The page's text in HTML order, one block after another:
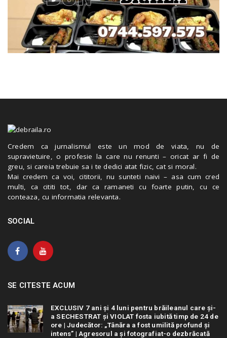
Credem ca jurnalismul este un mod de viata, nu de
supravietuire, o profesie la care nu renunti – oricat ar fi de
greu, si careia trebuie sa i te dedici atat fizic, cat si moral.
Mai credem ca voi, cititorii, nu sunteti naivi – asa cum cred
multi, ca cititi tot, dar ca ramaneti cu foarte putin, cu ce
conteaza, cu informatia relevanta.
SOCIAL
SE CITESTE ACUM
EXCLUSIV 7 ani și 4 luni pentru brăileanul care și-
a SECHESTRAT și VIOLAT fosta iubită timp de 24 de
ore | Judecător: „Tânăra a fost umilită profund și
intens” | Agresorul a și fotografiat-o dezbrăcată